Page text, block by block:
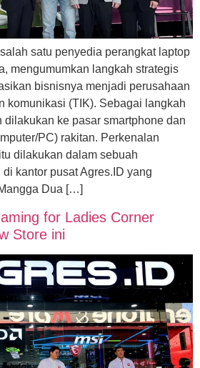
satu penyedia perangkat laptop
mengumumkan langkah strategis
bisnisnya menjadi perusahaan
komunikasi (TIK). Sebagai langkah
dilakukan ke pasar smartphone dan
PC) rakitan. Perkenalan
dilakukan dalam sebuah
kantor pusat Agres.ID yang
Dua […]
for Ladies Corner
Store ini